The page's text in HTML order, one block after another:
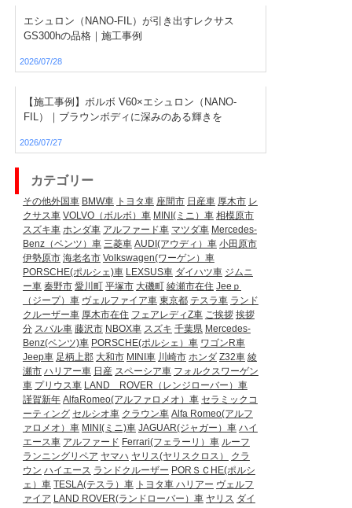
エシュロン（NANO-FIL）が引き出すレクサス
GS300hの品格｜施工事例
2026/07/28
【施工事例】ボルボ V60×エシュロン（NANO-
FIL）｜ブラウンボディに深みのある輝きを
2026/07/27
カテゴリー
その他外国車 BMW車 トヨタ車 座間市 日産車 厚木市 レ
クサス車 VOLVO（ボルボ）車 MINI(ミニ）車 相模原市
スズキ車 ホンダ車 アルファード車 マツダ車 Mercedes-
Benz（ベンツ）車 三菱車 AUDI(アウディ）車 小田原市
伊勢原市 海老名市 Volkswagen(ワーゲン）車
PORSCHE(ポルシェ)車 LEXSUS車 ダイハツ車 ジムニ
ー車 秦野市 愛川町 平塚市 大磯町 綾瀬市在住 Jeeｐ
（ジープ）車 ヴェルファイア車 東京都 テスラ車 ランド
クルーザー車 厚木市在住 フェアレディZ車 ご挨拶 挨拶
分 スバル車 藤沢市 NBOX車 スズキ 千葉県 Mercedes-
Benz(ベンツ)車 PORSCHE(ポルシェ）車 ワゴンR車
Jeep車 足柄上郡 大和市 MINI車 川崎市 ホンダ Z32車 綾
瀬市 ハリアー車 日産 スペーシア車 フォルクスワーゲン
車 プリウス車 LAND ROVER（レンジローバー）車
謹賀新年 AlfaRomeo(アルファロメオ）車 セラミックコ
ーティング セルシオ車 クラウン車 Alfa Romeo(アルフ
ァロメオ）車 MINI(ミニ)車 JAGUAR(ジャガー）車 ハイ
エース車 アルファード Ferrari(フェラーリ）車 ルーフ
ランニングリペア ヤマハ ヤリス(ヤリスクロス）
クラ
ウン ハイエース ランドクルーザー PORＳＣHE(ポルシ
ェ）車 TESLA(テスラ）車 トヨタ車 ハリアー ヴェルフ
ァイア LAND ROVER(ランドローバー）車 ヤリス ダイ